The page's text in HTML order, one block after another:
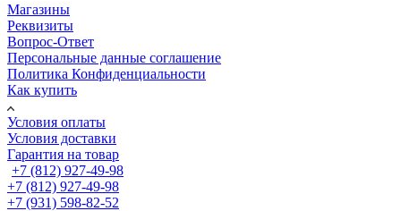
Магазины
Реквизиты
Вопрос-Ответ
Персональные данные соглашение
Политика Конфиденциальности
Как купить
Условия оплаты
Условия доставки
Гарантия на товар
+7 (812) 927-49-98
+7 (812) 927-49-98
+7 (931) 598-82-52